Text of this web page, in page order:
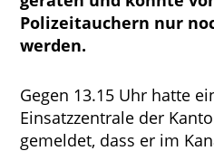
Polizeitauchern nur
werden.
Gegen 13.15 Uhr hatte
Einsatzzentrale der
gemeldet, dass er im